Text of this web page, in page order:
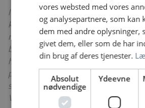
I Region Nordjylland søger vi hele
kolleger, der sammen med os vil
nordjyske patienter og borgere er i
bliver en del af et fællesskab med
hospitalerne, det nære
præhospitale beredskab – og inden
sociale tilbud, regional udvikling og i
Vi er stolte af vores faglighed og
vores websted med vores
og analysepartnere, som kan
dem med andre oplysninger,
givet dem, eller som de har
din brug af deres tjenester.
Absolut
nødvendige
Ydeevne